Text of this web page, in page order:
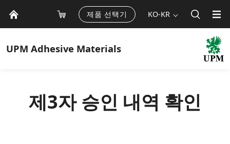
제품 선택기 KO-KR
UPM Adhesive Materials
제3자 승인 내역 확인